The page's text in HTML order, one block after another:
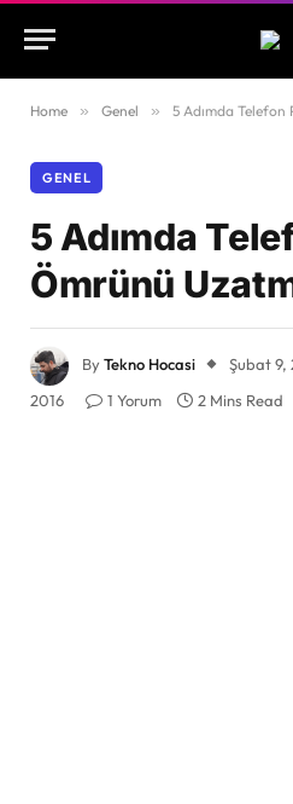
Home » Genel » 5 Adımda
GENEL
5 Adımda
Ömrünü
ByTekno Hocasi Şubat 9,
2016
1 Yorum 2 Mins Read